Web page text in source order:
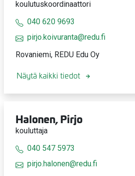
koulutuskoordinaattori
040 620 9693
pirjo.koivuranta@redu.fi
Rovaniemi, REDU Edu Oy
Näytä kaikki tiedot
Halonen, Pirjo
kouluttaja
040 547 5973
pirjo.halonen@redu.fi